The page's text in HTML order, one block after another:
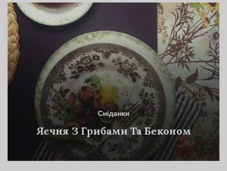
Сніданки
Яєчня З Грибами Та Беконом